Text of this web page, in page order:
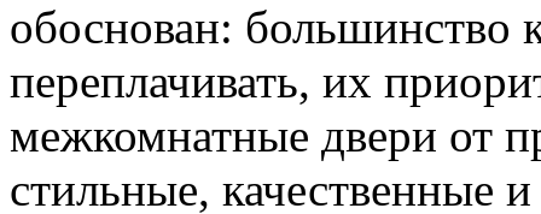
обоснован: большинство
переплачивать, их
межкомнатные двери от
стильные, качественные